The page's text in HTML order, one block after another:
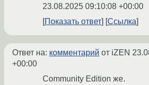
23.08.2025 09:10:08 +00:00
Показать ответ
Ссылка
Ответ на: комментарий от iZEN
+00:00
Community Edition же.